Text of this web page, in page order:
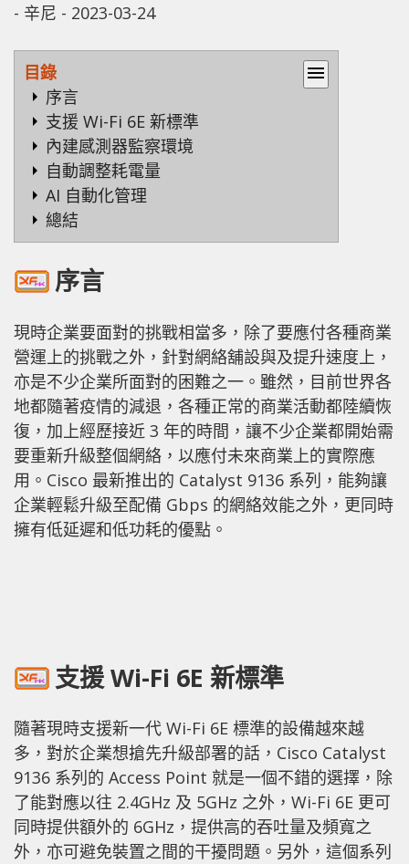
- 辛尼 - 2023-03-24
目錄
menu
序言
支援 Wi-Fi 6E 新標準
內建感測器監察環境
自動調整耗電量
AI 自動化管理
總結
序言
現時企業要面對的挑戰相當多，除了要應付各種商業
營運上的挑戰之外，針對網絡舖設與及提升速度上，
亦是不少企業所面對的困難之一。雖然，目前世界各
地都隨著疫情的減退，各種正常的商業活動都陸續恢
復，加上經歷接近 3 年的時間，讓不少企業都開始需
要重新升級整個網絡，以應付未來商業上的實際應
用。Cisco 最新推出的 Catalyst 9136 系列，能夠讓
企業輕鬆升級至配備 Gbps 的網絡效能之外，更同時
擁有低延遲和低功耗的優點。
支援 Wi-Fi 6E 新標準
隨著現時支援新一代 Wi-Fi 6E 標準的設備越來越
多，對於企業想搶先升級部署的話，Cisco Catalyst
9136 系列的 Access Point 就是一個不錯的選擇，除
了能對應以往 2.4GHz 及 5GHz 之外，Wi-Fi 6E 更可
同時提供額外的 6GHz，提供高的吞吐量及頻寬之
外，亦可避免裝置之間的干擾問題。另外，這個系列